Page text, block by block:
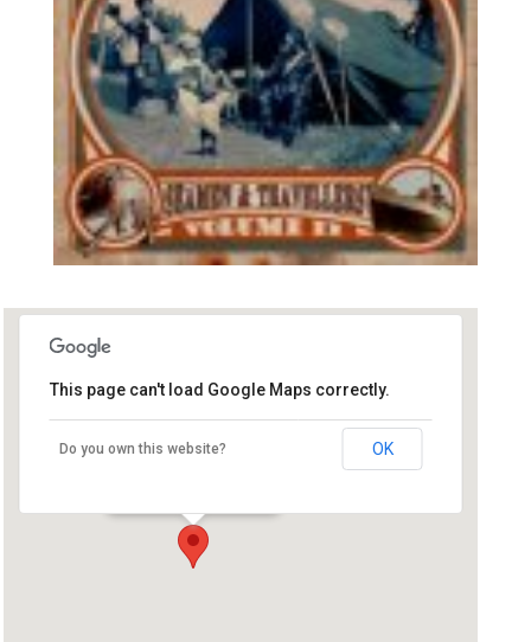
Festival Les Insulaires !
This page can't load Google Maps correctly.
Do you own this website? OK